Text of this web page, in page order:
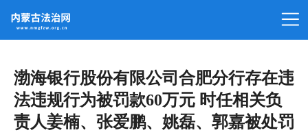
渤海银行股份有限公司合肥分行存在违
法违规行为被罚款60万元 时任相关负
责人姜楠、张爱鹏、姚磊、郭嘉被处罚